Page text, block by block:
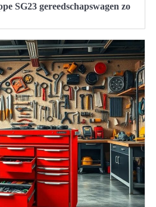
SG23 gereedschapswagen zo